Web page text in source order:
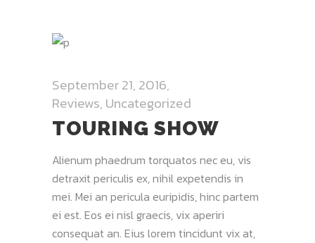
September 21, 2016
Reviews, Uncategorized
TOURING SHOW
Alienum phaedrum torquatos nec eu, vis
detraxit periculis ex, nihil expetendis in
mei. Mei an pericula euripidis, hinc partem
ei est. Eos ei nisl graecis, vix aperiri
consequat an. Eius lorem tincidunt vix at,